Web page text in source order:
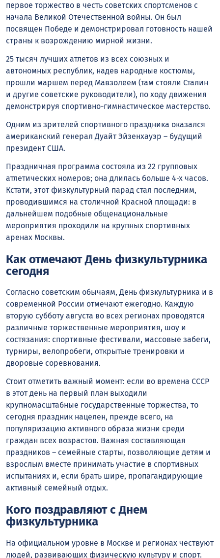
первое торжество в честь советских спортсменов с
начала Великой Отечественной войны. Он был
посвящен Победе и демонстрировал готовность нашей
страны к возрождению мирной жизни.
25 тысяч лучших атлетов из всех союзных и
автономных республик, надев народные костюмы,
прошли маршем перед Мавзолеем (там стояли Сталин
и другие советские руководители), по ходу движения
демонстрируя спортивно-гимнастическое мастерство.
Одним из зрителей спортивного праздника оказался
американский генерал Дуайт Эйзенхауэр – будущий
президент США.
Праздничная программа состояла из 22 групповых
атлетических номеров; она длилась больше 4-х часов.
Кстати, этот физкультурный парад стал последним,
проводившимся на столичной Красной площади: в
дальнейшем подобные общенациональные
мероприятия проходили на крупных спортивных
аренах Москвы.
Как отмечают День физкультурника
сегодня
Согласно советским обычаям, День физкультурника и в
современной России отмечают ежегодно. Каждую
вторую субботу августа во всех регионах проводятся
различные торжественные мероприятия, шоу и
состязания: спортивные фестивали, массовые забеги,
турниры, велопробеги, открытые тренировки и
дворовые соревнования.
Стоит отметить важный момент: если во времена СССР
в этот день на первый план выходили
крупномасштабные государственные торжества, то
сегодня праздник нацелен, прежде всего, на
популяризацию активного образа жизни среди
граждан всех возрастов. Важная составляющая
праздников – семейные старты, позволяющие детям и
взрослым вместе принимать участие в спортивных
испытаниях и, если брать шире, пропагандирующие
активный семейный отдых.
Кого поздравляют с Днем
физкультурника
На официальном уровне в Москве и регионах чествуют
людей, развивающих физическую культуру и спорт.